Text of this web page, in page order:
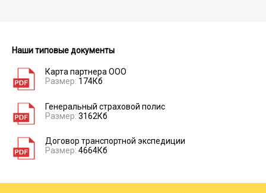
Наши типовые документы
Карта партнера ООО
Размер: 174Кб
Генеральный страховой полис
Размер: 3162Кб
Договор транспортной экспедиции
Размер: 4664Кб